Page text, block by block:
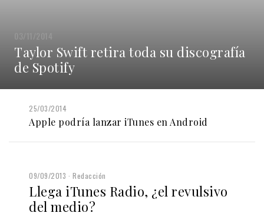
Taylor Swift retira toda su discografía
de Spotify
25/03/2014
Apple podría lanzar iTunes en Android
09/09/2013 Redacción
Llega iTunes Radio, ¿el revulsivo
del medio?